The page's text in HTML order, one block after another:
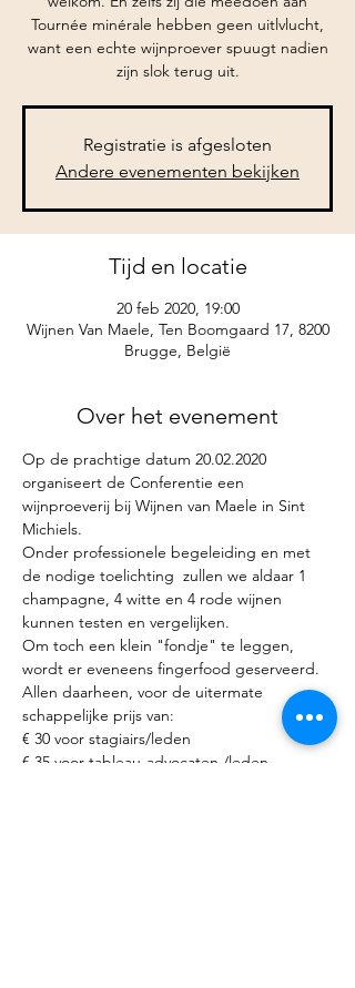
Tournée minérale hebben geen uitlvlucht,
want een echte wijnproever spuugt nadien
zijn slok terug uit.
Registratie is afgesloten
Andere evenementen bekijken
Tijd en locatie
20 feb 2020, 19:00
Wijnen Van Maele, Ten Boomgaard 17, 8200
Brugge, België
Over het evenement
Op de prachtige datum 20.02.2020
organiseert de Conferentie een
wijnproeverij bij Wijnen van Maele in Sint
Michiels.
Onder professionele begeleiding en met
de nodige toelichting  zullen we aldaar 1
champagne, 4 witte en 4 rode wijnen
kunnen testen en vergelijken.
Om toch een klein "fondje" te leggen,
wordt er eveneens fingerfood geserveerd.
Allen daarheen, voor de uitermate
schappelijke prijs van:
€ 30 voor stagiairs/leden
€ 35 voor tableau-advocaten /leden